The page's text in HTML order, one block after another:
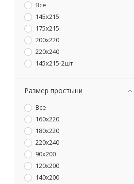
Все
145х215
175х215
200х220
220х240
145х215-2шт.
Размер простыни
Все
160х220
180х220
220х240
90х200
120х200
140х200